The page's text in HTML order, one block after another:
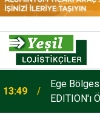
13:49
Ege
EDITION'ı